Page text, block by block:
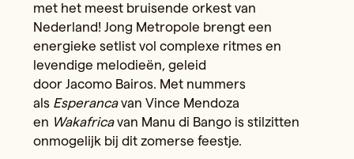
met het meest bruisende orkest van
Nederland! Jong Metropole brengt een
energieke setlist vol complexe ritmes en
levendige melodieën, geleid
door Jacomo Bairos. Met nummers
als Esperancavan Vince Mendoza
en Wakafricavan Manu di Bango is stilzitten
onmogelijk bij dit zomerse feestje.